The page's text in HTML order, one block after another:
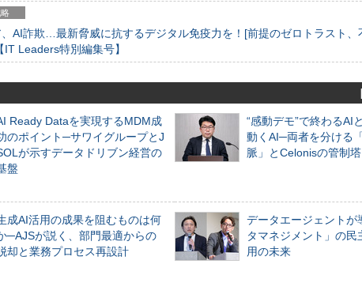
AI詐欺…最新脅威に抗するデジタル免疫力を！[前提のゼロトラスト、
Leaders特別編集号】
Ready Dataを実現するMDM成
のポイント─サワイグループとJ
が示すデータドリブン経営の
盤
“感動デモ”で終わるAI
動くAI─両者を分ける
脈」とCelonisの管制塔
成AI活用の成果を阻むものは何
─AJSが説く、部門最適からの
却と業務プロセス再設計
データエージェントが
タマネジメント」の民
用の未来